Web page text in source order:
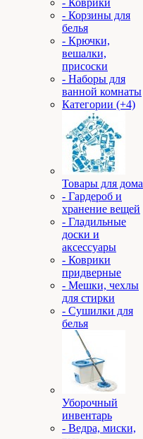
- Коврики
- Корзины для
белья
- Крючки,
вешалки,
присоски
- Наборы для
ванной комнаты
Категории (+4)
Товары для дома
- Гардероб и
хранение вещей
- Гладильные
доски и
аксессуары
- Коврики
придверные
- Мешки, чехлы
для стирки
- Сушилки для
белья
Уборочный
инвентарь
- Ведра, миски,